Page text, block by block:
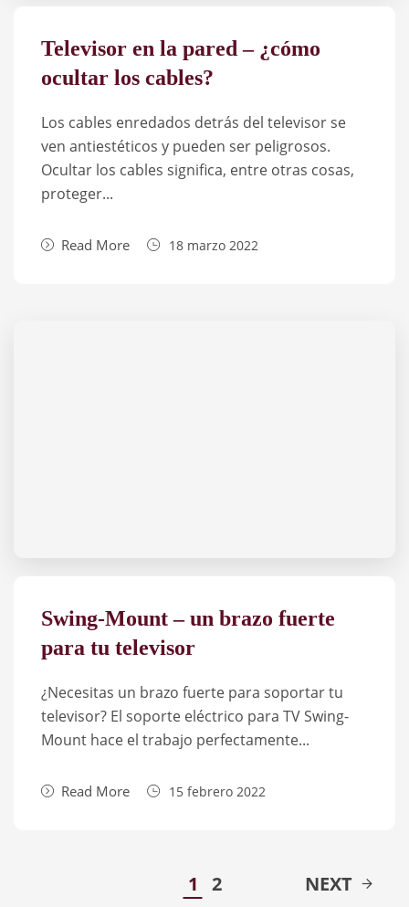
Televisor en la pared – ¿cómo
ocultar los cables?
Los cables enredados detrás del televisor se
ven antiestéticos y pueden ser peligrosos.
Ocultar los cables significa, entre otras cosas,
proteger...
Read More 18 marzo 2022
Swing-Mount – un brazo fuerte
para tu televisor
¿Necesitas un brazo fuerte para soportar tu
televisor? El soporte eléctrico para TV Swing-
Mount hace el trabajo perfectamente...
Read More 15 febrero 2022
1 2 NEXT